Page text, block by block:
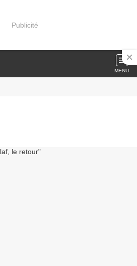
Publicité
MENU